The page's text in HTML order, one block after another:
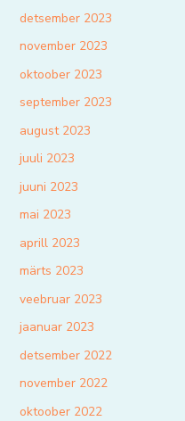
detsember 2023
november 2023
oktoober 2023
september 2023
august 2023
juuli 2023
juuni 2023
mai 2023
aprill 2023
märts 2023
veebruar 2023
jaanuar 2023
detsember 2022
november 2022
oktoober 2022